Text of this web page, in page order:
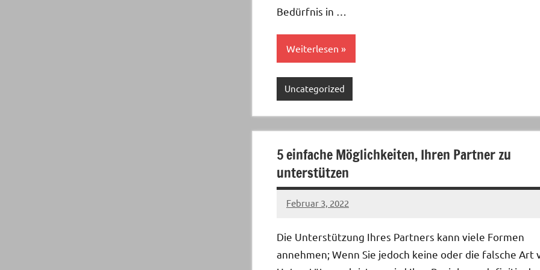
Bedürfnis in …
Weiterlesen
Uncategorized
5 einfache Möglichkeiten, Ihren Partner zu
unterstützen
Februar 3, 2022
Keine
Die Unterstützung Ihres Partners kann viele Formen
annehmen; Wenn Sie jedoch keine oder die falsche Art